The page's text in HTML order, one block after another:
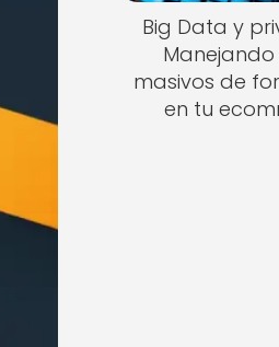
Big Data y
masivos de
en tu